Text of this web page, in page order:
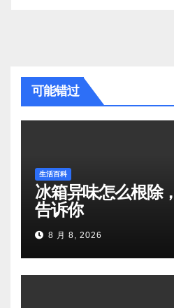
可能错过
生活百科
冰箱异味怎么根除
告诉你
8 月 8, 2026